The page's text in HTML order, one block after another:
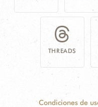
THREADS
Condiciones de